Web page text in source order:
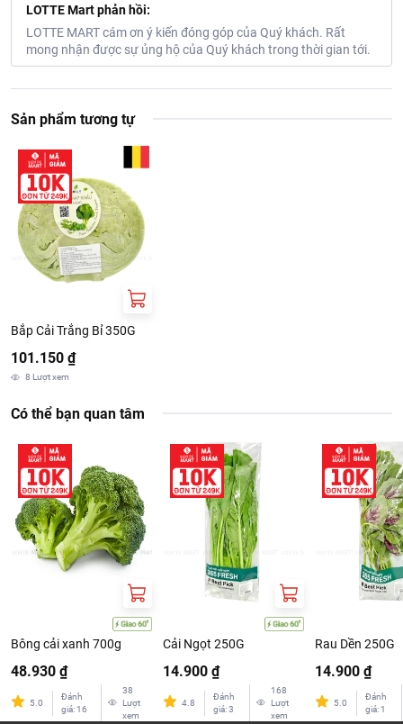
Đặc trưng nội bật của cà chua beef
Sản phẩm đạt tiêu xuất khẩu và chứng nhận VietGAP
LOTTE Mart phản hồi:
LOTTE MART cám ơn ý kiến đóng góp của Quý khách. Rất
mong nhận được sự ủng hộ của Quý khách trong thời gian tới.
Sản phẩm tương tự
Bắp Cải Trắng Bỉ 350G
101.150 ₫
8 Lượt xem
Có thể bạn quan tâm
Bông cải xanh 700g
48.930 ₫
5.0
Đánh
giá: 16
38
Lượt
xem
Cải Ngọt 250G
14.900 ₫
4.8
Đánh
giá:3
168
Lượt
xem
Rau Dền 250G
14.900 ₫
5.0
Đánh
giá: 1